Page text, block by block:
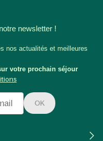
newsletter !
nos actualités et meilleures
votre prochain séjour
OK